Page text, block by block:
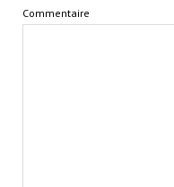
Commentaire